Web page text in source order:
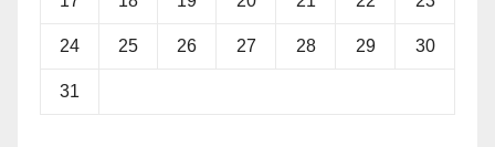
24 25 26 27 28 29 30
31